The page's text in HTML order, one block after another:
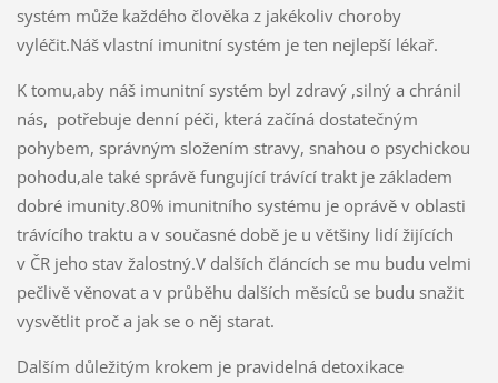
systém může každého člověka z jakékoliv choroby
vyléčit.Náš vlastní imunitní systém je ten nejlepší lékař.
K tomu,aby náš imunitní systém byl zdravý ,silný a chránil
nás, potřebuje denní péči, která začíná dostatečným
pohybem, správným složením stravy, snahou o psychickou
pohodu,ale také správě fungující trávící trakt je základem
dobré imunity.80% imunitního systému je oprávě v oblasti
trávícího traktu a v současné době je u většiny lidí žijících
v ČR jeho stav žalostný.V dalších článcích se mu budu velmi
pečlivě věnovat a v průběhu dalších měsíců se budu snažit
vysvětlit proč a jak se o něj starat.
Dalším důležitým krokem je pravidelná detoxikace